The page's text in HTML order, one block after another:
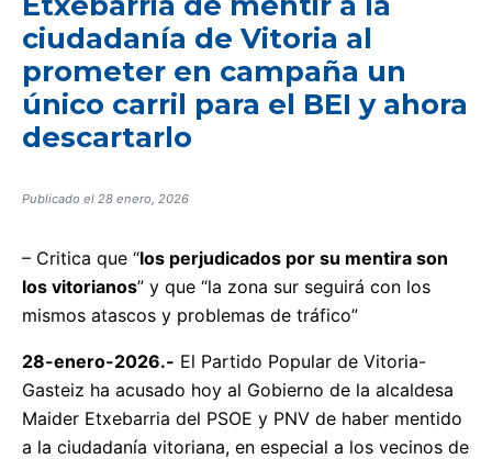
Publicado el 28 enero, 2026
ciudadanía de Vitoria al
prometer en campaña un
único carril para el BEI y ahora
descartarlo
– Critica que “los perjudicados por su mentira son
los vitorianos” y que “la zona sur seguirá con los
mismos atascos y problemas de tráfico”
28-enero-2026.- El Partido Popular de Vitoria-
Gasteiz ha acusado hoy al Gobierno de la alcaldesa
Maider Etxebarria del PSOE y PNV de haber mentido
a la ciudadanía vitoriana, en especial a los vecinos de